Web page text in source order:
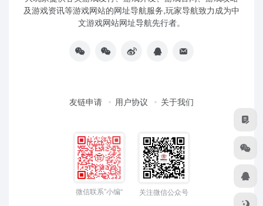
及游戏资讯等游戏网站的网址导航服务,玩家导航致力成为中
文游戏网站网址导航先行者。
友链申请 用户协议 关于我们
微信联系”小编“ 关注微信公众号